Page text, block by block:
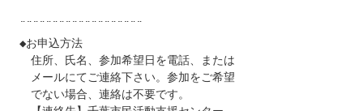
¨¨¨¨¨¨¨¨¨¨¨¨¨¨¨¨¨¨¨
◆お申込方法
住所、氏名、参加希望日を電話、または
メールにてご連絡下さい。参加をご希望
でない場合、連絡は不要です。